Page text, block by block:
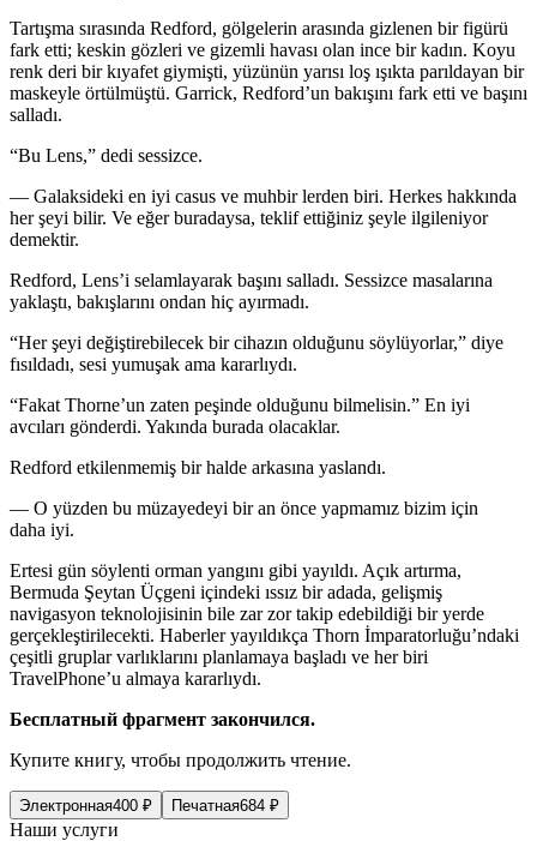
Tartışma sırasında Redford, gölgelerin arasında gizlenen bir figürü
fark etti; keskin gözleri ve gizemli havası olan ince bir kadın. Koyu
renk deri bir kıyafet giymişti, yüzünün yarısı loş ışıkta parıldayan bir
maskeyle örtülmüştü. Garrick, Redford’un bakışını fark etti ve başını
salladı.
“Bu Lens,” dedi sessizce.
— Galaksideki en iyi casus ve muhbir lerden biri. Herkes hakkında
her şeyi bilir. Ve eğer buradaysa, teklif ettiğiniz şeyle ilgileniyor
demektir.
Redford, Lens’i selamlayarak başını salladı. Sessizce masalarına
yaklaştı, bakışlarını ondan hiç ayırmadı.
“Her şeyi değiştirebilecek bir cihazın olduğunu söylüyorlar,” diye
fısıldadı, sesi yumuşak ama kararlıydı.
“Fakat Thorne’un zaten peşinde olduğunu bilmelisin.” En iyi
avcıları gönderdi. Yakında burada olacaklar.
Redford etkilenmemiş bir halde arkasına yaslandı.
— O yüzden bu müzayedeyi bir an önce yapmamız bizim için
daha iyi.
Ertesi gün söylenti orman yangını gibi yayıldı. Açık artırma,
Bermuda Şeytan Üçgeni içindeki ıssız bir adada, gelişmiş
navigasyon teknolojisinin bile zar zor takip edebildiği bir yerde
gerçekleştirilecekti. Haberler yayıldıkça Thorn İmparatorluğu’ndaki
çeşitli gruplar varlıklarını planlamaya başladı ve her biri
TravelPhone’u almaya kararlıydı.
Бесплатный фрагмент закончился.
Купите книгу, чтобы продолжить чтение.
Электронная400 ₽ Печатная684 ₽
Наши услуги